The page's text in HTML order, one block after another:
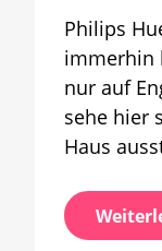
Philips
immerhin
nur auf
sehe hier
Haus